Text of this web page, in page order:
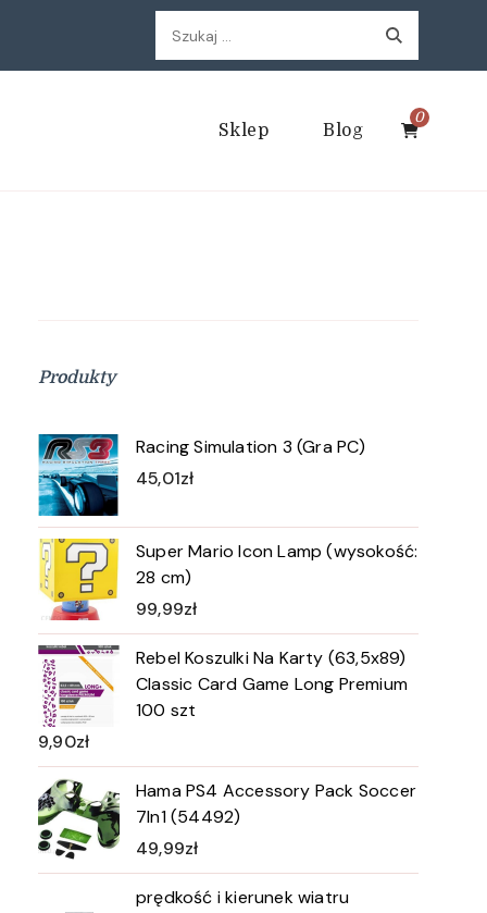
Szukaj:
Sklep Blog
0
Produkty
Racing Simulation 3 (Gra PC)
45,01zł
Super Mario Icon Lamp (wysokość:
28 cm)
99,99zł
Rebel Koszulki Na Karty (63,5x89)
Classic Card Game Long Premium
100 szt
9,90zł
Hama PS4 Accessory Pack Soccer
7In1 (54492)
49,99zł
prędkość i kierunek wiatru